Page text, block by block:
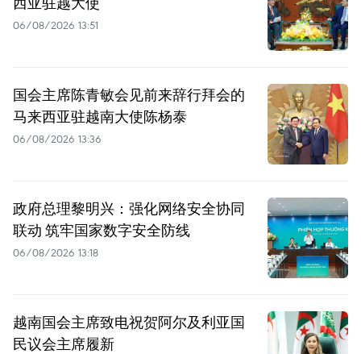
06/08/2026 13:51
国会主席陈青敏会见前来辞行拜会的
马来西亚驻越南大使陈杨泰
06/08/2026 13:36
政府总理黎明兴：强化网络安全协同
联动 筑牢国家数字安全防线
06/08/2026 13:18
越南国会主席致电祝贺阿尔及利亚国
民议会主席履新